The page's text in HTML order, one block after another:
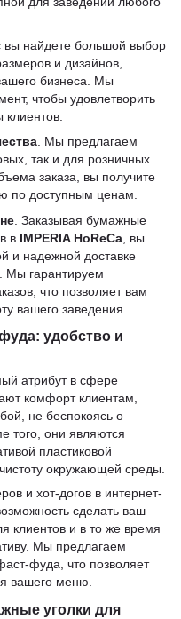
вы найдете большой выбор
и дизайнов,
бизнеса. Мы
чтобы удовлетворить
. Мы предлагаем
так и для розничных
заказа, вы получите
по доступным ценам.
. Заказывая бумажные
в IMPERIA HoReCa , вы
и надежной доставке
Мы гарантируем
что позволяет вам
вашего заведения.
удобство и
атрибут в сфере
комфорт клиентам,
не беспокоясь о
того, они являются
пластиковой
окружающей среды.
и хот-догов в интернет-
сделать ваш
клиентов и в то же время
Мы предлагаем
фуда, что позволяет
вашего меню.
уголки для